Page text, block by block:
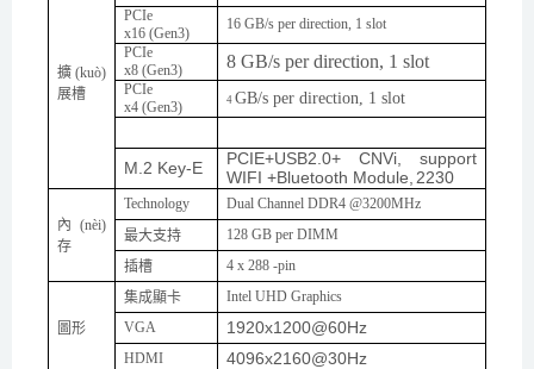
擴(kuò)
展槽
PCIe
x16 (Gen3)
16 GB/s per direction, 1 slot
PCIe
x8 (Gen3) 8 GB/s per direction, 1 slot
PCIe
x4 (Gen3) 4GB/s per direction, 1 slot
M.2 Key-E
PCIE+USB2.0+ CNVi, support
WIFI +Bluetooth Module, 2230
內(nèi)
存
Technology Dual Channel DDR4 @3200MHz
最大支持
128 GB per DIMM
插槽
4 x288 -pin
圖形
集成顯卡 IntelUHD Graphics
VGA
1920x1200@60Hz
HDMI 4096x2160@30Hz